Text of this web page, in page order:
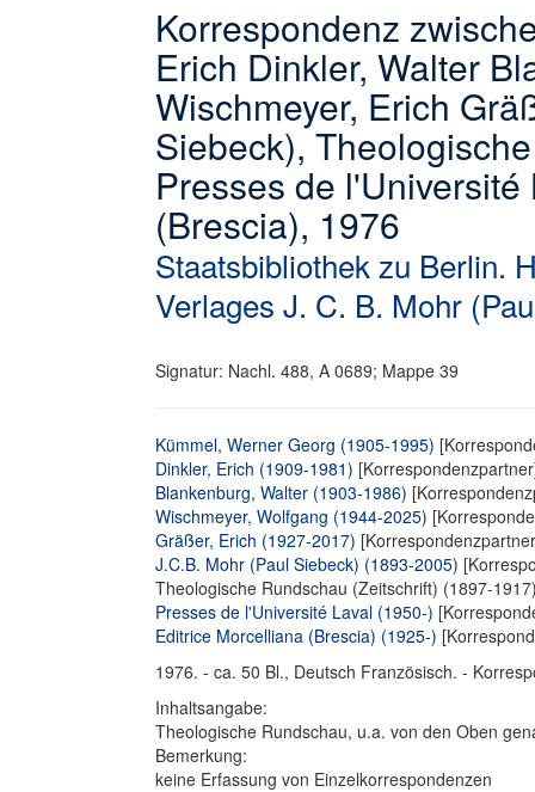
Korrespondenz
Erich Dinkler, Walter
Wischmeyer, Erich
Siebeck),
Presses de
(Brescia), 1976
Staatsbibliothek zu Berlin.
Verlages J. C. B. Mohr
Signatur: Nachl. 488, A 0689; Mappe 39
Kümmel, Werner Georg (1905-1995)
Dinkler, Erich (1909-1981)
Blankenburg, Walter (1903-1986)
Wischmeyer, Wolfgang (1944-2025)
Gräßer, Erich (1927-2017)
J.C.B. Mohr (Paul Siebeck) (1893-2005)
Theologische Rundschau (Zeitschrift) (1897-
Presses de l'Université Laval (1950-)
Editrice Morcelliana (Brescia) (1925-)
1976. - ca. 50 Bl., Deutsch Französisch. -
Inhaltsangabe:
Theologische Rundschau, u.a. von den Oben
Bemerkung:
keine Erfassung von Einzelkorrespondenzen